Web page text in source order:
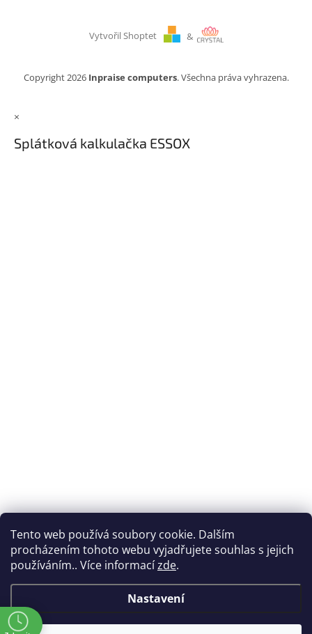
Tento web používá soubory cookie. Dalším
procházením tohoto webu vyjadřujete souhlas s jejich
používáním.. Více informacízde.
Nastavení
Vytvořil Shoptet &
Copyright 2026 Inpraise computers. Všechna práva vyhrazena.
×
Splátková kalkulačka ESSOX